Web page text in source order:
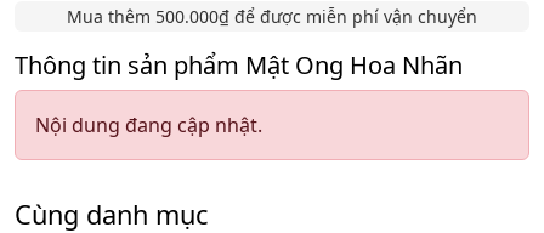
Mua thêm 500.000₫ để được miễn phí vận chuyển
Thông tin sản phẩm Mật Ong Hoa Nhãn
Nội dung đang cập nhật.
Cùng danh mục